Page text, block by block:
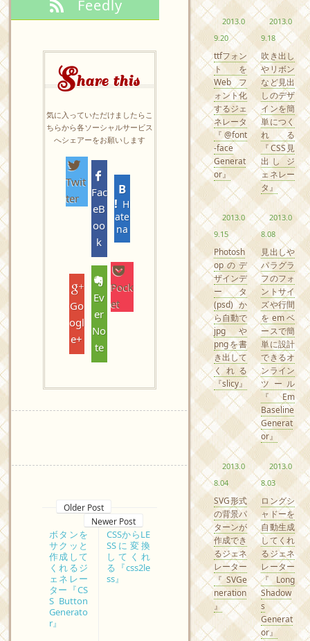
Feedly
Share this
気に入っていただけましたらこ
ちらから各ソーシャルサービス
へシェアーをお願いします
Twit
ter
Fac
eB
oo
k
H
ate
na
Go
ogl
e+
Ev
er
No
te
Pock
et
Older Post
Newer Post
CSSからLE
SSに変換
してくれ
る『css2le
ss』
ボタンを
サクッと
作成して
くれるジ
ェネレー
ター『CS
S Button
Generato
r』
2013.0
9.20
ttfフォン
トを
Webフ
ォント化
するジェ
ネレータ
『@font
-face
Generat
or』
2013.0
9.18
吹き出し
やリボン
など見出
しのデザ
インを簡
単につく
れる
『CSS見
出し ジ
ェネレー
タ』
2013.0
9.15
Photosh
opのデ
ザインデ
ータ
(psd)か
ら自動で
jpgや
pngを書
き出して
くれる
『slicy』
2013.0
8.08
見出しや
パラグラ
フのフォ
ントサイ
ズや行間
をemベ
ースで簡
単に設計
できるオ
ンライン
ツール
『Em
Baseline
Generat
or』
2013.0
8.04
SVG形式
の背景パ
ターンが
作成でき
るジェネ
レーター
『SVGe
neration
』
2013.0
8.03
ロングシ
ャドーを
自動生成
してくれ
るジェネ
レーター
『Long
Shadow
s
Generat
or』